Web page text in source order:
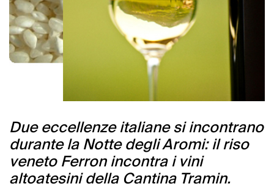
Due eccellenze italiane si incontrano
durante la Notte degli Aromi: il riso
veneto Ferron incontra i vini
altoatesini della Cantina Tramin.